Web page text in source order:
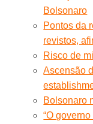
Bolsonaro
Pontos da
revistos,
Risco de
Ascensão
Bolsonaro
“O